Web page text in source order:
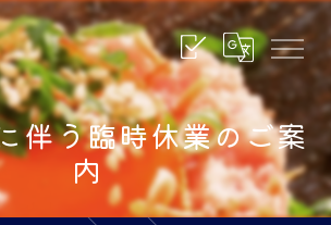
伴う臨時休業のご案
内